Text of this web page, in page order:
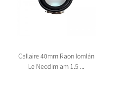
Callaire 40mm Raon Iomlán
Le Neodimiam 1.5 ...